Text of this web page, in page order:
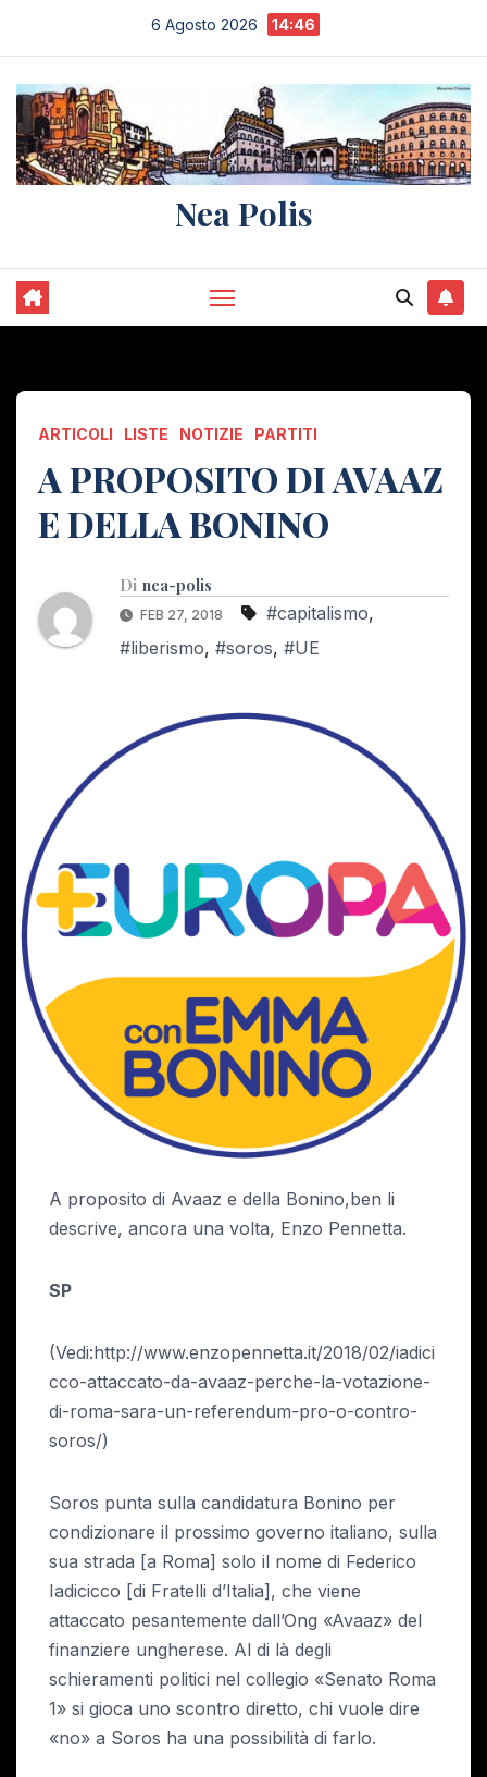
contenuto
6 Agosto 2026 14:46
Nea Polis
ARTICOLI LISTE NOTIZIE PARTITI
A PROPOSITO DI AVAAZ
E DELLA BONINO
Di nea-polis
FEB 27, 2018 #capitalismo,
#liberismo, #soros, #UE
A proposito di Avaaz e della Bonino,ben li
descrive, ancora una volta, Enzo Pennetta.
SP
(Vedi:http://www.enzopennetta.it/2018/02/iadici
cco-attaccato-da-avaaz-perche-la-votazione-
di-roma-sara-un-referendum-pro-o-contro-
soros/)
Soros punta sulla candidatura Bonino per
condizionare il prossimo governo italiano, sulla
sua strada [a Roma] solo il nome di Federico
Iadicicco [di Fratelli d’Italia], che viene
attaccato pesantemente dall’Ong «Avaaz» del
finanziere ungherese. Al di là degli
schieramenti politici nel collegio «Senato Roma
1» si gioca uno scontro diretto, chi vuole dire
«no» a Soros ha una possibilità di farlo.